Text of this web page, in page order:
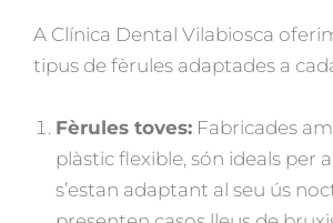
A Clínica Dental Vilabiosca
tipus de fèrules adaptades a
Fèrules toves: Fabricades
plàstic flexible, són ideals per
s’estan adaptant al seu ús